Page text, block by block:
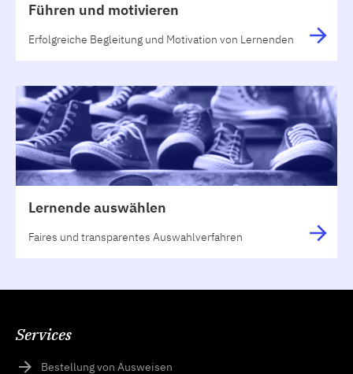
Führen und motivieren
Erfolgreiche Begleitung und Motivation von Lernenden
Lernende auswählen
Faires und transparentes Auswahlverfahren
Services
Bestellung von Ausweisen